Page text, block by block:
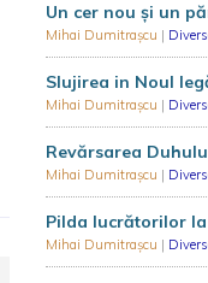
Un cer nou și un
Mihai Dumitrașcu |
Slujirea in Noul
Mihai Dumitrașcu |
Revărsarea
Mihai Dumitrașcu |
Pilda lucrătorilor
Mihai Dumitrașcu |